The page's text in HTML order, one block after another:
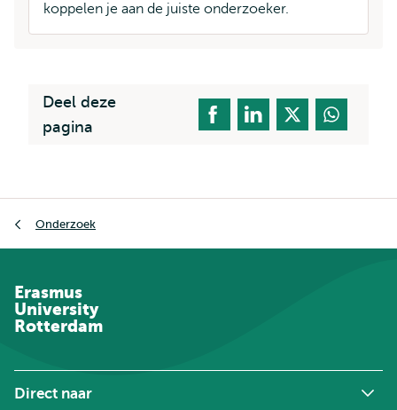
koppelen je aan de juiste onderzoeker.
Deel deze
pagina
Onderzoek
Erasmus
University
Rotterdam
Direct naar